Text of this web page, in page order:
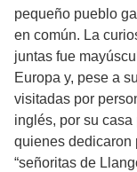
pequeño pueblo
en común. La
juntas fue
Europa y, pese a
visitadas por
inglés, por su
quienes dedicaron
“señoritas de